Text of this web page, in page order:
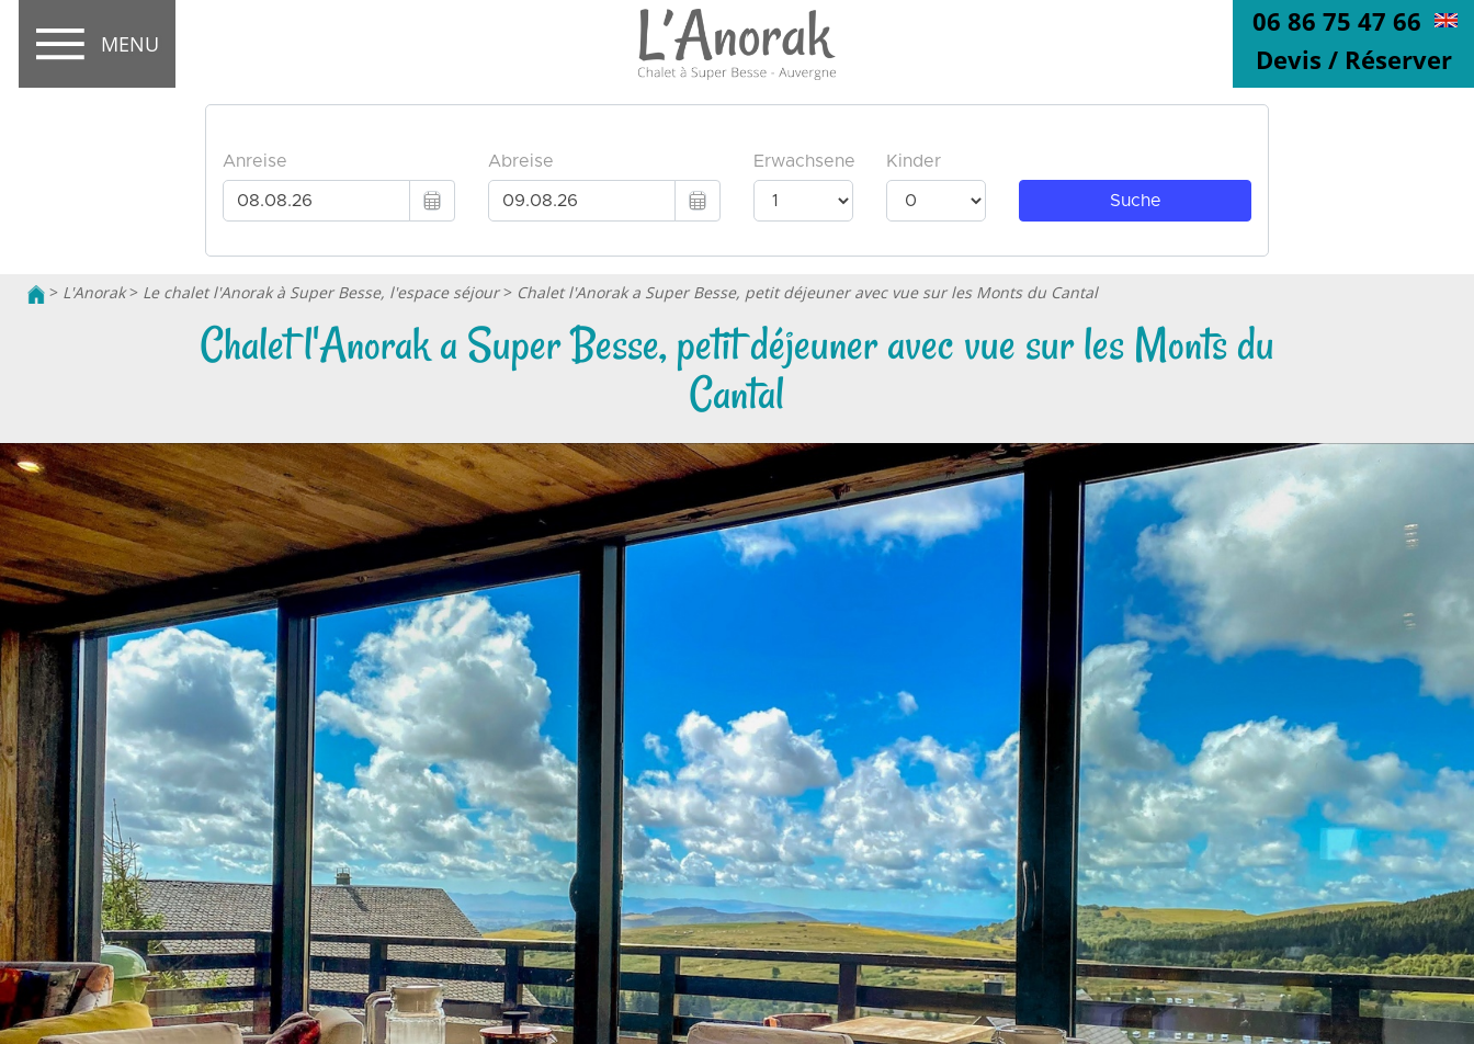
MENU
06 86 75 47 66
Devis / Réserver
> L'Anorak> Le chalet l'Anorak à Super Besse, l'espace séjour> Chalet l'Anorak a Super Besse, petit déjeuner avec vue sur les Monts du Cantal
Chalet l'Anorak a Super Besse, petit déjeuner avec vue sur les Monts du
Cantal